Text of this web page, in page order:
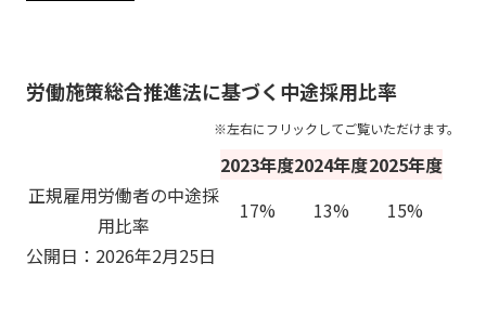
労働施策総合推進法に基づく中途採用比率
2023年度2024年度2025年度
正規雇用労働者の中途採
用比率
17% 13%
15%
公開日：2026年2月25日